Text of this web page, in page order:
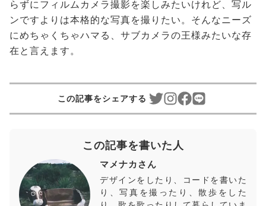
らずにフィルムカメラ撮影を楽しみたいけれど、写ル
ンですよりは本格的な写真を撮りたい。そんなニーズ
にめちゃくちゃハマる、サブカメラの王様みたいな存
在と言えます。
この記事をシェアする
この記事を書いた人
マメナカさん
デザインをしたり、コードを書いた
り、写真を撮ったり、散歩をした